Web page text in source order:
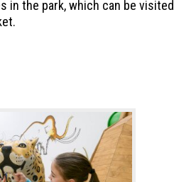
in the park, which can be visited